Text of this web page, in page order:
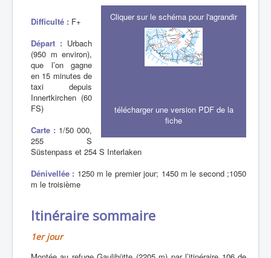
Cliquer sur le schéma pour l'agrandir
télécharger une version PDF de la
fiche
Difficulté : F+
Départ : Urbach
(950 m environ),
que l’on gagne
en 15 minutes de
taxi depuis
Innertkirchen (60
FS)
Carte : 1/50 000,
255 S
Süstenpass et 254 S Interlaken
Dénivellée : 1250 m le premier jour; 1450 m le second ;1050
m le troisième
Itinéraire sommaire
1er jour